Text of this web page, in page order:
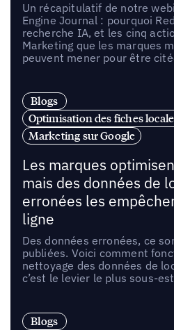
Un récapitulatif de notre
Engine Journal : pourquoi
recherche IA, et les cinq
Marketing que les marques
peuvent mener pour être
Blogs
Optimisation des fiches
Marketing sur Google
Les marques
mais des données de
erronées les
ligne
Des données erronées, ce
publiées. Voici comment
nettoyage des données de
c’est le levier le plus sous-
Blogs